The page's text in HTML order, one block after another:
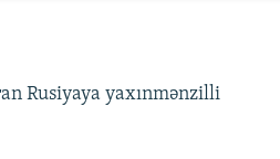
Rusiyaya yaxınmənzilli